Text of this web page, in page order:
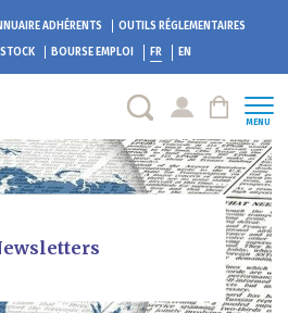
ADHÉRENTS
OUTILS RÉGLEMENTAIRES
BOURSE EMPLOI FR EN
MENU